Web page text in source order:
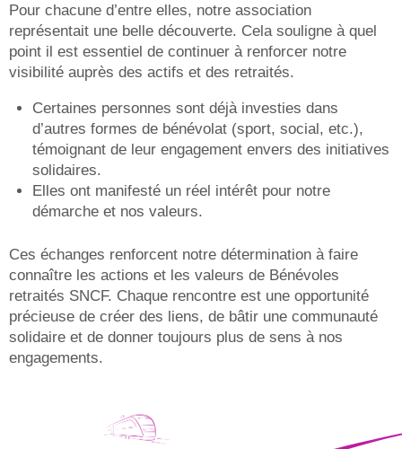
Pour chacune d’entre elles, notre association
représentait une belle découverte. Cela souligne à quel
point il est essentiel de continuer à renforcer notre
visibilité auprès des actifs et des retraités.
Certaines personnes sont déjà investies dans
d’autres formes de bénévolat (sport, social, etc.),
témoignant de leur engagement envers des initiatives
solidaires.
Elles ont manifesté un réel intérêt pour notre
démarche et nos valeurs.
Ces échanges renforcent notre détermination à faire
connaître les actions et les valeurs de Bénévoles
retraités SNCF. Chaque rencontre est une opportunité
précieuse de créer des liens, de bâtir une communauté
solidaire et de donner toujours plus de sens à nos
engagements.